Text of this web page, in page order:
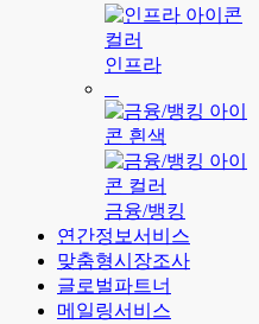
인프라
금융/뱅킹
연간정보서비스
맞춤형시장조사
글로벌파트너
메일링서비스